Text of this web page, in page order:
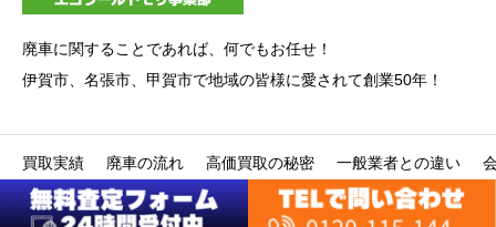
廃車に関することであれば、何でもお任せ！
伊賀市、名張市、甲賀市で地域の皆様に愛されて創業50年！
買取実績 廃車の流れ 高価買取の秘密 一般業者との違い
Copyright © Auto Center Mori All Rights Reserved.